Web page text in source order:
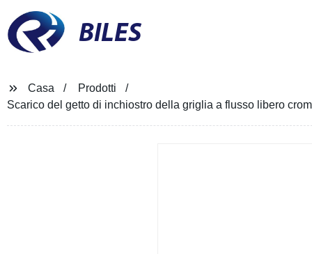
BILES
Casa
Prodotti
Scarico del getto di inchiostro della griglia a flusso libero